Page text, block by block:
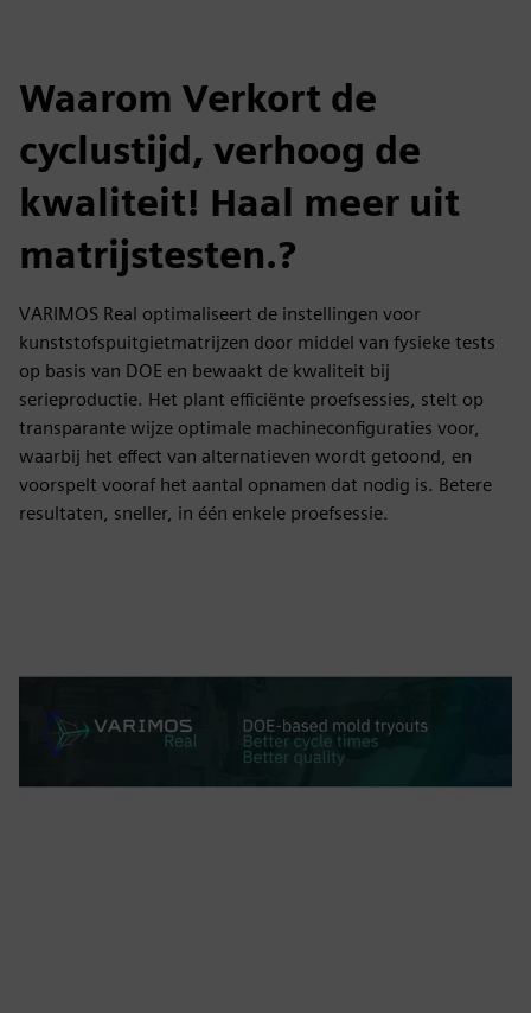
Waarom Verkort de
cyclustijd, verhoog de
kwaliteit! Haal meer uit
matrijstesten.?
VARIMOS Real optimaliseert de instellingen voor
kunststofspuitgietmatrijzen door middel van fysieke tests
op basis van DOE en bewaakt de kwaliteit bij
serieproductie. Het plant efficiënte proefsessies, stelt op
transparante wijze optimale machineconfiguraties voor,
waarbij het effect van alternatieven wordt getoond, en
voorspelt vooraf het aantal opnamen dat nodig is. Betere
resultaten, sneller, in één enkele proefsessie.